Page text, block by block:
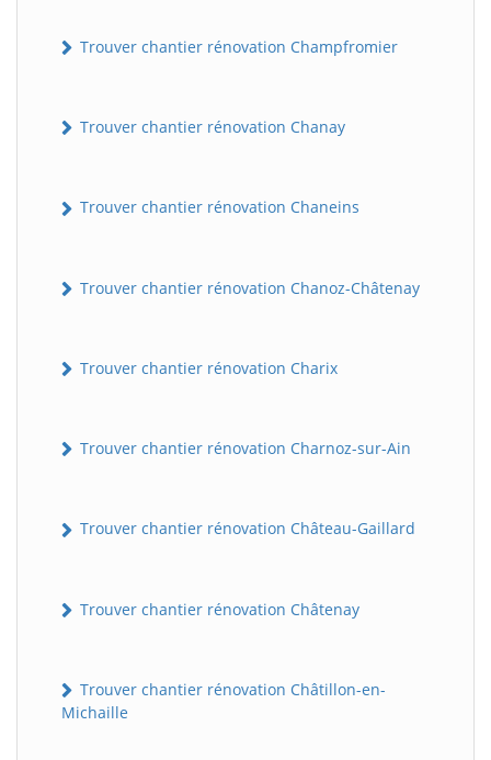
Trouver chantier rénovation Champfromier
Trouver chantier rénovation Chanay
Trouver chantier rénovation Chaneins
Trouver chantier rénovation Chanoz-Châtenay
Trouver chantier rénovation Charix
Trouver chantier rénovation Charnoz-sur-Ain
Trouver chantier rénovation Château-Gaillard
Trouver chantier rénovation Châtenay
Trouver chantier rénovation Châtillon-en-
Michaille